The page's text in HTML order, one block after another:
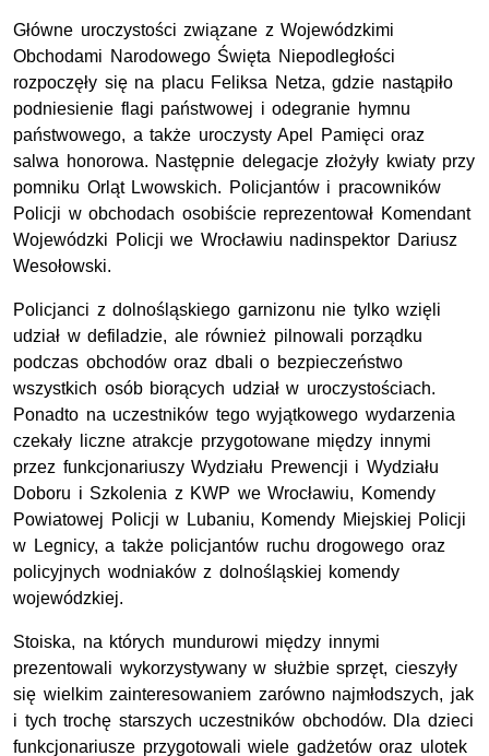
Główne uroczystości związane z Wojewódzkimi
Obchodami Narodowego Święta Niepodległości
rozpoczęły się na placu Feliksa Netza, gdzie nastąpiło
podniesienie flagi państwowej i odegranie hymnu
państwowego, a także uroczysty Apel Pamięci oraz
salwa honorowa. Następnie delegacje złożyły kwiaty przy
pomniku Orląt Lwowskich. Policjantów i pracowników
Policji w obchodach osobiście reprezentował Komendant
Wojewódzki Policji we Wrocławiu nadinspektor Dariusz
Wesołowski.
Policjanci z dolnośląskiego garnizonu nie tylko wzięli
udział w defiladzie, ale również pilnowali porządku
podczas obchodów oraz dbali o bezpieczeństwo
wszystkich osób biorących udział w uroczystościach.
Ponadto na uczestników tego wyjątkowego wydarzenia
czekały liczne atrakcje przygotowane między innymi
przez funkcjonariuszy Wydziału Prewencji i Wydziału
Doboru i Szkolenia z KWP we Wrocławiu, Komendy
Powiatowej Policji w Lubaniu, Komendy Miejskiej Policji
w Legnicy, a także policjantów ruchu drogowego oraz
policyjnych wodniaków z dolnośląskiej komendy
wojewódzkiej.
Stoiska, na których mundurowi między innymi
prezentowali wykorzystywany w służbie sprzęt, cieszyły
się wielkim zainteresowaniem zarówno najmłodszych, jak
i tych trochę starszych uczestników obchodów. Dla dzieci
funkcjonariusze przygotowali wiele gadżetów oraz ulotek